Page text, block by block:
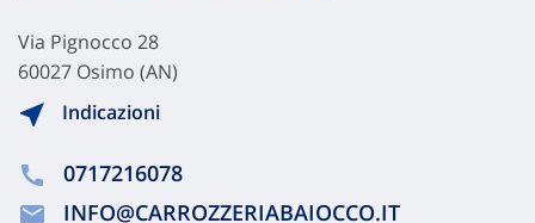
Via Pignocco 28
60027 Osimo (AN)
Indicazioni
0717216078
INFO@CARROZZERIABAIOCCO.IT